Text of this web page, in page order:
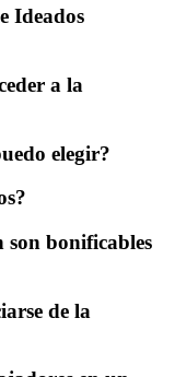
Ideados
a la
elegir?
son bonificables
de la